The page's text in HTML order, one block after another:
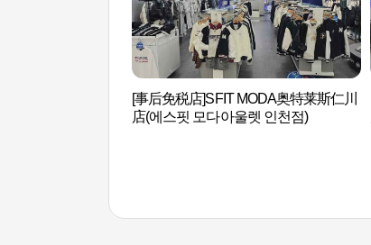
[事后免税店]SFIT MODA奥特莱斯仁川
店(에스핏 모다아울렛 인천점)